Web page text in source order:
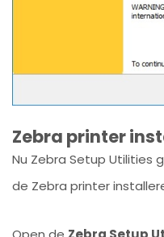
Zebra printer
Nu Zebra Setup Utilities
de Zebra printer